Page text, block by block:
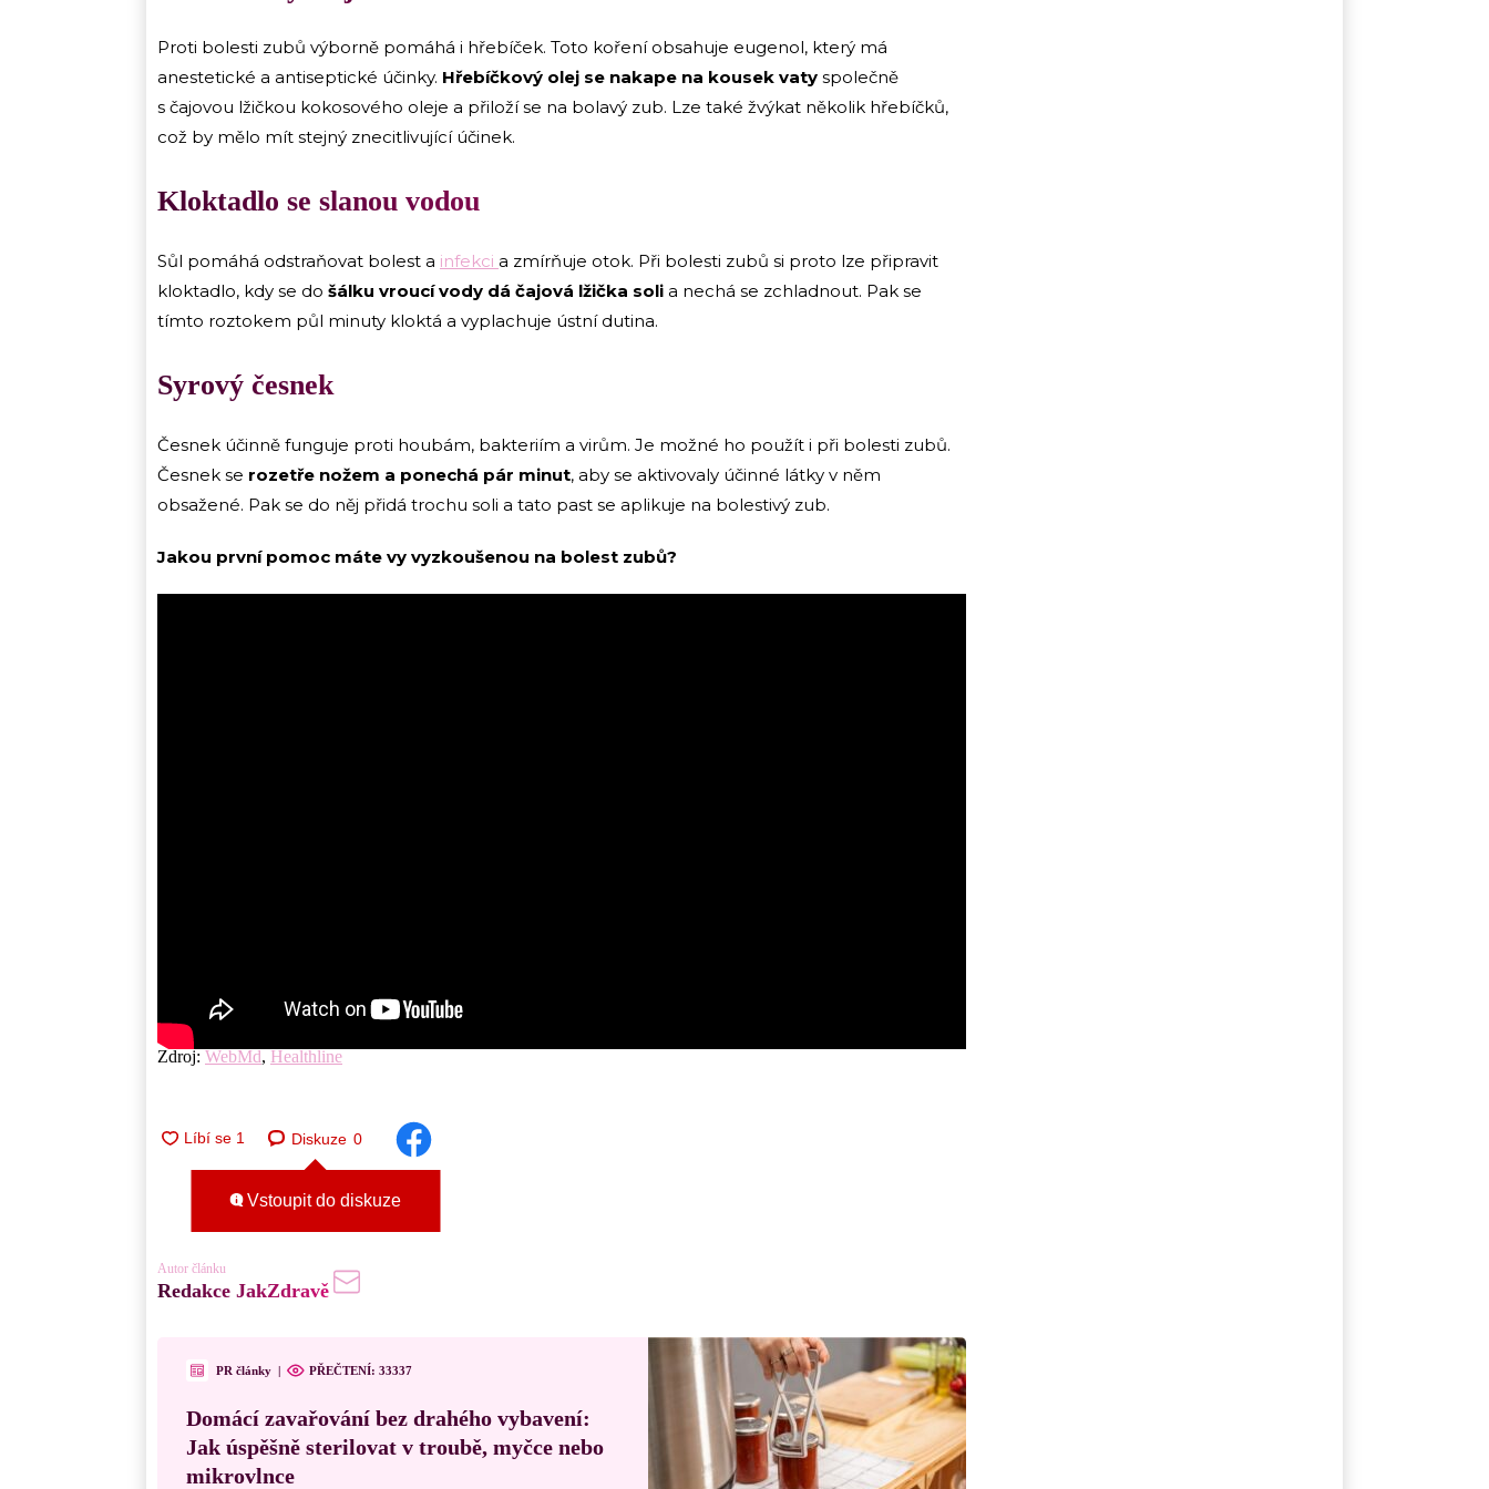
Proti bolesti zubů výborně pomáhá i hřebíček. Toto koření obsahuje eugenol, který má
anestetické a antiseptické účinky. Hřebíčkový olej se nakape na kousek vaty společně
s čajovou lžičkou kokosového oleje a přiloží se na bolavý zub. Lze také žvýkat několik hřebíčků,
což by mělo mít stejný znecitlivující účinek.
Kloktadlo se slanou vodou
Sůl pomáhá odstraňovat bolest a infekci a zmírňuje otok. Při bolesti zubů si proto lze připravit
kloktadlo, kdy se do šálku vroucí vody dá čajová lžička soli a nechá se zchladnout. Pak se
tímto roztokem půl minuty kloktá a vyplachuje ústní dutina.
Syrový česnek
Česnek účinně funguje proti houbám, bakteriím a virům. Je možné ho použít i při bolesti zubů.
Česnek se rozetře nožem a ponechá pár minut, aby se aktivovaly účinné látky v něm
obsažené. Pak se do něj přidá trochu soli a tato past se aplikuje na bolestivý zub.
Jakou první pomoc máte vy vyzkoušenou na bolest zubů?
Zdroj: WebMd, Healthline
Diskuze 0
Vstoupit do diskuze
Autor článku
Redakce JakZdravě
PR články | PŘEČTENÍ: 33337
Domácí zavařování bez drahého vybavení:
Jak úspěšně sterilovat v troubě, myčce nebo
mikrovlnce